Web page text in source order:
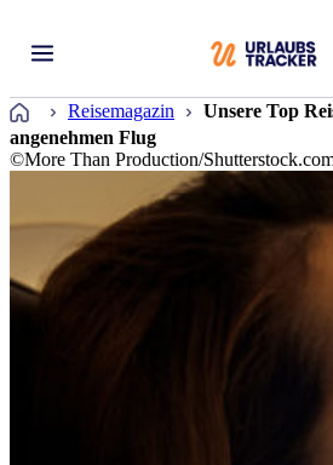
Startseite
Reisemagazin
Unsere Top
angenehmen Flug
©More Than Production/